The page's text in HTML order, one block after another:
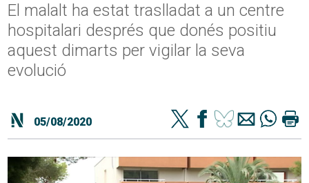
El malalt ha estat traslladat a un centre
hospitalari després que donés positiu
aquest dimarts per vigilar la seva
evolució
05/08/2020